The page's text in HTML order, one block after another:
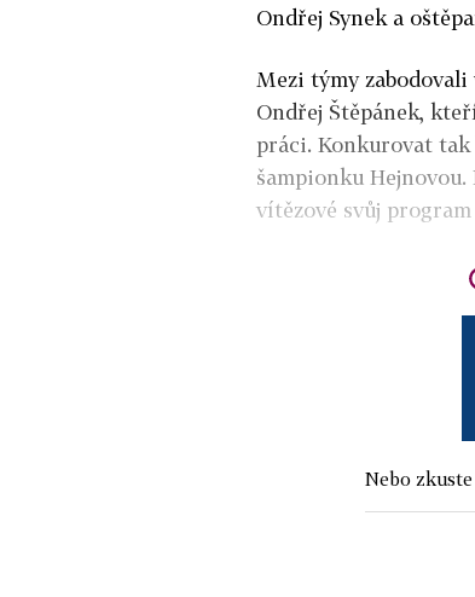
Ondřej Synek a
Mezi týmy
Ondřej Štěpánek,
práci. Konkurovat
šampionku
vítězové svůj
Nebo zkuste